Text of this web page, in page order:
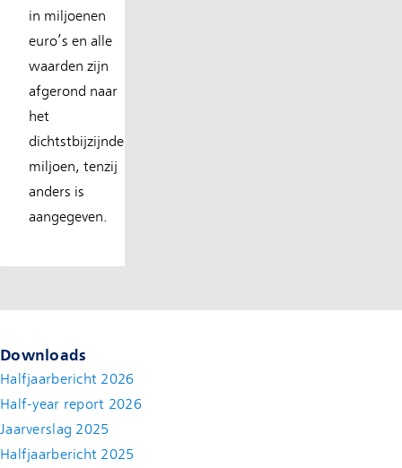
in miljoenen
euro’s en alle
waarden zijn
afgerond naar
het
dichtstbijzijnde
miljoen, tenzij
anders is
aangegeven.
Downloads
Halfjaarbericht 2026
Half-year report 2026
Jaarverslag 2025
Halfjaarbericht 2025